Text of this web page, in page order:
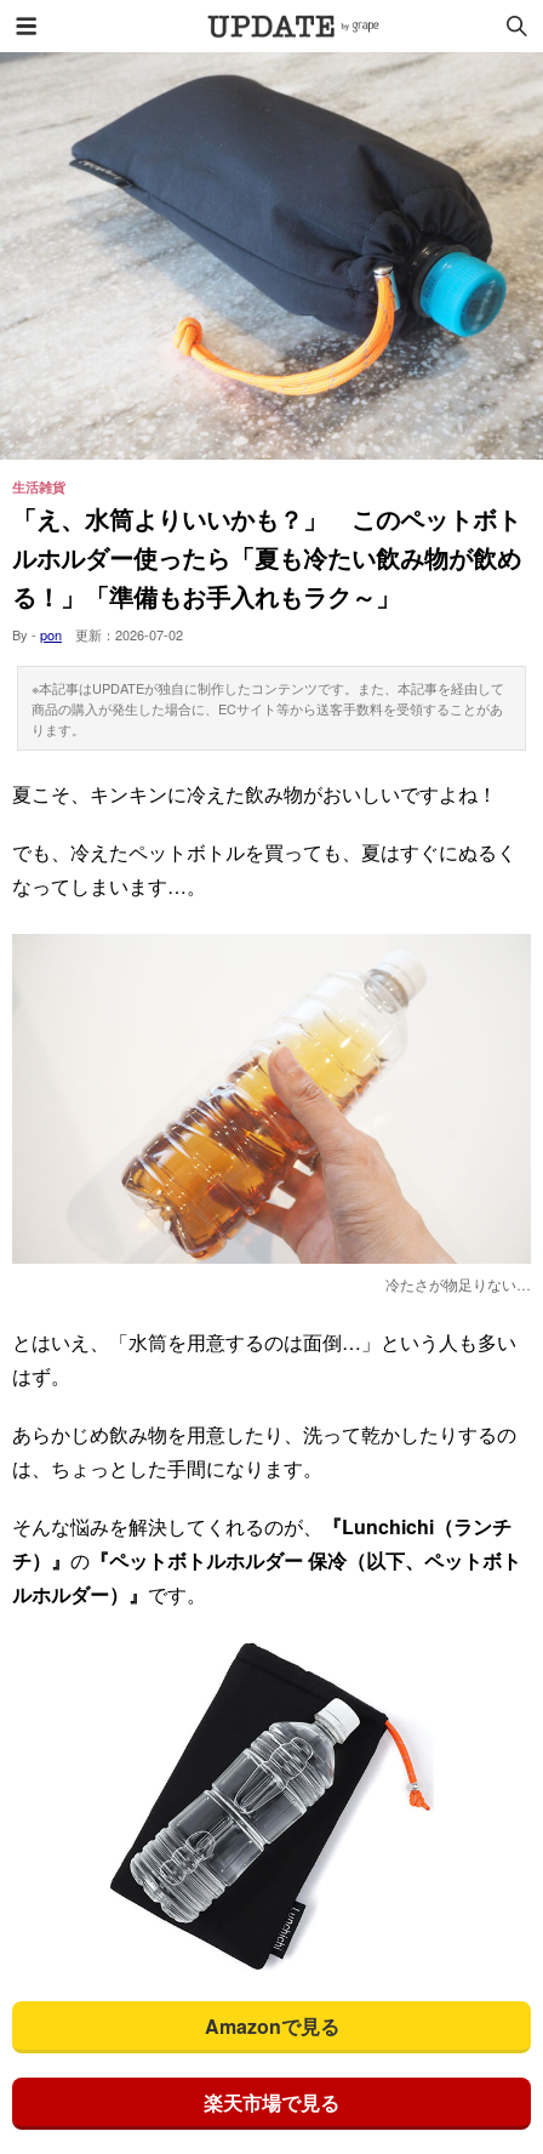
生活雑貨
「え、水筒よりいいかも？」 このペットボト
ルホルダー使ったら「夏も冷たい飲み物が飲め
る！」「準備もお手入れもラク～」
By - pon 更新： 2026-07-02
※本記事はUPDATEが独自に制作したコンテンツです。また、本記事を経由して
商品の購入が発生した場合に、ECサイト等から送客手数料を受領することがあ
ります。
夏こそ、キンキンに冷えた飲み物がおいしいですよね！
でも、冷えたペットボトルを買っても、夏はすぐにぬるく
なってしまいます…。
冷たさが物足りない…
とはいえ、「水筒を用意するのは面倒…」という人も多い
はず。
あらかじめ飲み物を用意したり、洗って乾かしたりするの
は、ちょっとした手間になります。
そんな悩みを解決してくれるのが、
『Lunchichi（ランチ
チ）』 の 『ペットボトルホルダー 保冷（以下、ペットボト
ルホルダー）』 です。
Amazonで見る
楽天市場で見る